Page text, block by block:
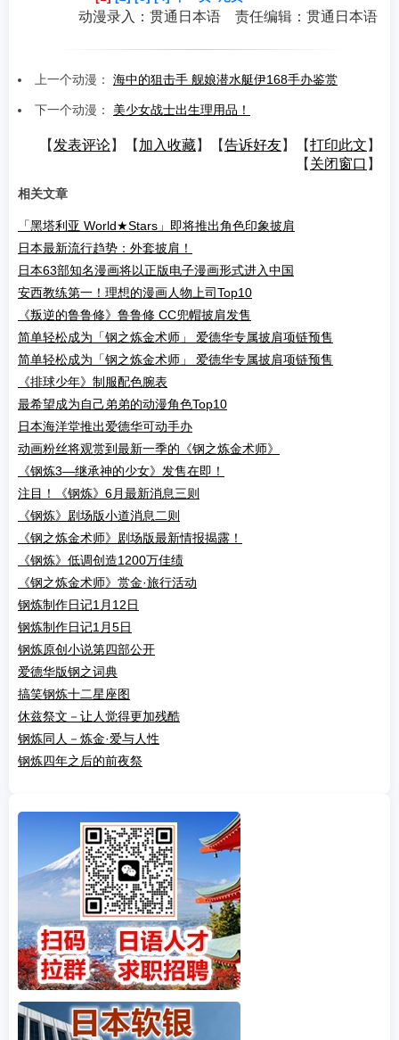
动漫录入：贯通日本语 责任编辑：贯通日本语
上一个动漫： 海中的狙击手 舰娘潜水艇伊168手办鉴赏
下一个动漫： 美少女战士出生理用品！
【 发表评论】【 加入收藏】【告诉好友】【打印此文 】
【 关闭窗口 】
相关文章
「黑塔利亚 World★Stars」即将推出角色印象披肩
日本最新流行趋势：外套披肩！
日本63部知名漫画将以正版电子漫画形式进入中国
安西教练第一！理想的漫画人物上司Top10
《叛逆的鲁鲁修》鲁鲁修 CC兜帽披肩发售
简单轻松成为「钢之炼金术师」 爱德华专属披肩项链预售
简单轻松成为「钢之炼金术师」 爱德华专属披肩项链预售
《排球少年》制服配色腕表
最希望成为自己弟弟的动漫角色Top10
日本海洋堂推出爱德华可动手办
动画粉丝将观赏到最新一季的《钢之炼金术师》
《钢炼3—继承神的少女》发售在即！
注目！《钢炼》6月最新消息三则
《钢炼》剧场版小道消息二则
《钢之炼金术师》剧场版最新情报揭露！
《钢炼》低调创造1200万佳绩
《钢之炼金术师》赏金·旅行活动
钢炼制作日记1月12日
钢炼制作日记1月5日
钢炼原创小说第四部公开
爱德华版钢之词典
搞笑钢炼十二星座图
休兹祭文－让人觉得更加残酷
钢炼同人－炼金·爱与人性
钢炼四年之后的前夜祭